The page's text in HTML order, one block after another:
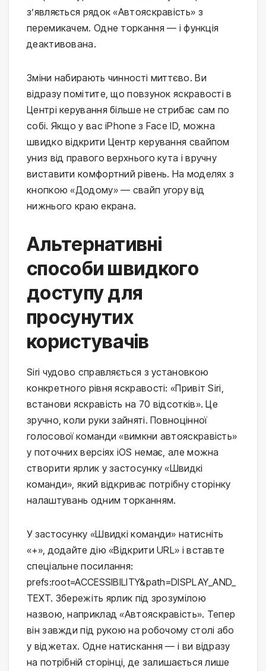
з’являється рядок «Автояскравість» з
перемикачем. Одне торкання — і функція
деактивована.
Зміни набирають чинності миттєво. Ви
відразу помітите, що повзунок яскравості в
Центрі керування більше не стрибає сам по
собі. Якщо у вас iPhone з Face ID, можна
швидко відкрити Центр керування свайпом
униз від правого верхнього кута і вручну
виставити комфортний рівень. На моделях з
кнопкою «Додому» — свайп угору від
нижнього краю екрана.
Альтернативні
способи швидкого
доступу для
просунутих
користувачів
Siri чудово справляється з установкою
конкретного рівня яскравості: «Привіт Siri,
встанови яскравість на 70 відсотків». Це
зручно, коли руки зайняті. Повноцінної
голосової команди «вимкни автояскравість»
у поточних версіях iOS немає, але можна
створити ярлик у застосунку «Швидкі
команди», який відкриває потрібну сторінку
налаштувань одним торканням.
У застосунку «Швидкі команди» натисніть
«+», додайте дію «Відкрити URL» і вставте
спеціальне посилання:
prefs:root=ACCESSIBILITY&path=DISPLAY_AND_
TEXT. Збережіть ярлик під зрозумілою
назвою, наприклад «Автояскравість». Тепер
він завжди під рукою на робочому столі або
у віджетах. Одне натискання — і ви відразу
на потрібній сторінці, де залишається лише